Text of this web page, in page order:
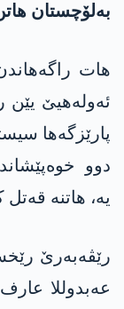
بەلۆچستان
هات
ئه‌وله‌هیێ یێن
پارێزگه‌ها
یه‌، هاتنه‌
رێڤه‌به‌رێ